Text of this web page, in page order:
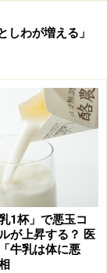
ら危険？ 腎臓
理のコツ
化カリウ
ります。「し
。
しわが増える」
1杯」で悪玉コ
が上昇する？ 医
牛乳は体に悪